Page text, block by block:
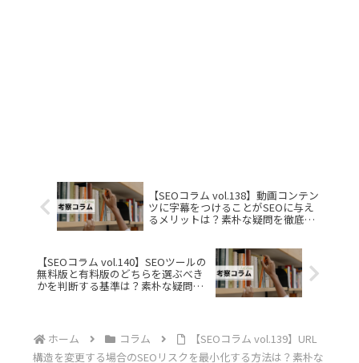
【SEOコラム vol.138】動画コンテン
ツに字幕をつけることがSEOに与え
るメリットは？素朴な疑問を徹底解
【SEOコラム vol.140】SEOツールの
無料版と有料版のどちらを選ぶべき
かを判断する基準は？素朴な疑問を
ホーム コラム
【SEOコラム vol.139】URL
構造を変更する場合のSEOリスクを最小化する方法は？素朴な